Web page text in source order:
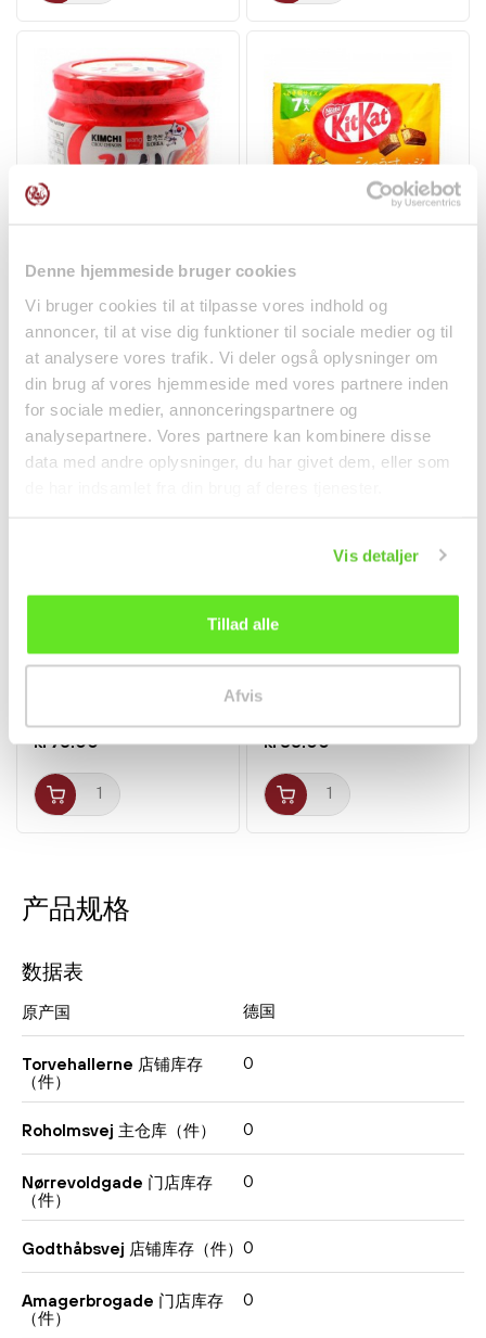
Denne hjemmeside bruger cookies
Vi bruger cookies til at tilpasse vores indhold og
annoncer, til at vise dig funktioner til sociale medier og til
at analysere vores trafik. Vi deler også oplysninger om
din brug af vores hjemmeside med vores partnere inden
for sociale medier, annonceringspartnere og
analysepartnere. Vores partnere kan kombinere disse
data med andre oplysninger, du har givet dem, eller som
Vis detaljer
Tillad alle
Afvis
产品规格
数据表
原产国 德国
Torvehallerne 店铺库存
（件）
0
Roholmsvej 主仓库（件） 0
Nørrevoldgade 门店库存
（件）
0
Godthåbsvej 店铺库存（件） 0
Amagerbrogade 门店库存
（件）
0
410g Wang
罐头/腌制品
kr72.50
Appelsin 7x11,6g Nestlé
零食
kr58.00
Lavsaltet Soyasauce 1L
kr76.00
Riskiks m. Kokos 150g
kr35.00